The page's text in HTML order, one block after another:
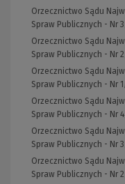
Orzecznictwo Sądu
Spraw Publicznych - Nr
Orzecznictwo Sądu
Spraw Publicznych - Nr
Orzecznictwo Sądu
Spraw Publicznych - Nr
Orzecznictwo Sądu
Spraw Publicznych - Nr
Orzecznictwo Sądu
Spraw Publicznych - Nr
Orzecznictwo Sądu
Spraw Publicznych - Nr